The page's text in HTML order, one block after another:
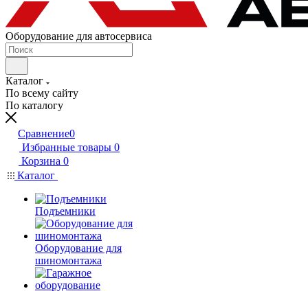
Оборудование для автосервиса
Каталог
По всему сайту
По каталогу
Сравнение0
Избранные товары 0
Корзина 0
Каталог
Подъемники
Оборудование для
шиномонтажа